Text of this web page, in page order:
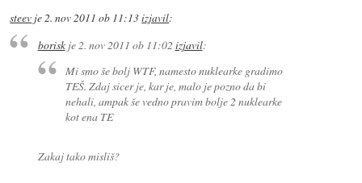
steev je2. nov 2011 ob 11:13izjavil:
boriskje 2. nov 2011 ob 11:02 izjavil:
Mi smo še bolj WTF, namesto nuklearke gradimo
TEŠ. Zdaj sicer je, kar je, malo je pozno da bi
nehali, ampak še vedno pravim bolje 2 nuklearke
kot ena TE
Zakaj tako misliš?